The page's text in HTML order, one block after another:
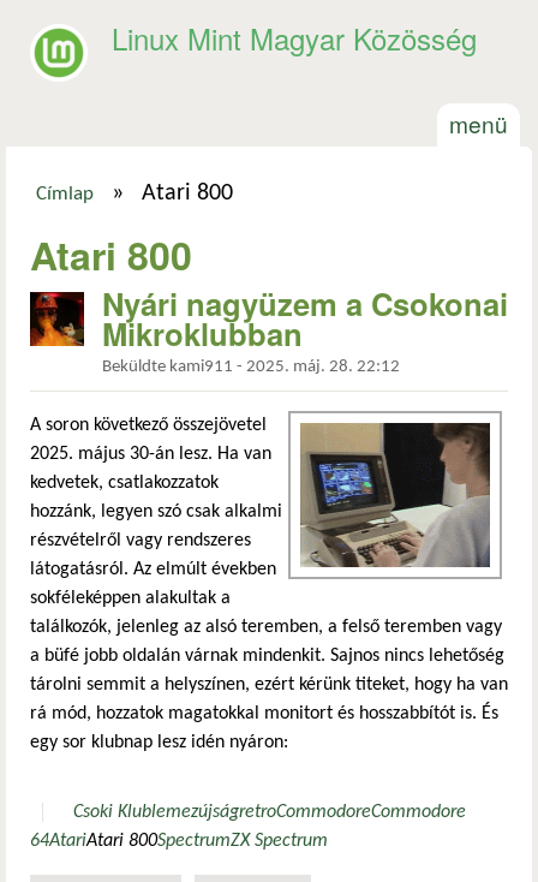
Linux Mint Magyar Közösség
menü
Címlap » Atari 800
Atari 800
Nyári nagyüzem a Csokonai
Mikroklubban
Beküldte kami911 - 2025. máj. 28. 22:12
A soron következő összejövetel
2025. május 30-án lesz. Ha van
kedvetek, csatlakozzatok
hozzánk, legyen szó csak alkalmi
részvételről vagy rendszeres
látogatásról. Az elmúlt években
sokféleképpen alakultak a
találkozók, jelenleg az alsó teremben, a felső teremben vagy
a büfé jobb oldalán várnak mindenkit. Sajnos nincs lehetőség
tárolni semmit a helyszínen, ezért kérünk titeket, hogy ha van
rá mód, hozzatok magatokkal monitort és hosszabbítót is. És
egy sor klubnap lesz idén nyáron:
Csoki KlublemezújságretroCommodoreCommodore
64AtariAtari 800SpectrumZX Spectrum